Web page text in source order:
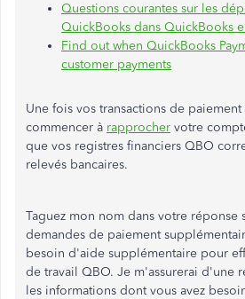
Questions courantes sur les
QuickBooks dans QuickBooks
Find out when QuickBooks
customer payments
Une fois vos transactions de
commencer à rapprocher votre
que vos registres financiers QBO
relevés bancaires.
Taguez mon nom dans votre réponse
demandes de paiement
besoin d'aide supplémentaire pour
de travail QBO. Je m'assurerai d'une
les informations dont vous avez